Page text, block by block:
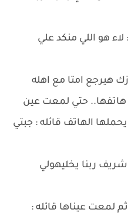
هو اللي منكد علي
هيرجع امتا مع اهله
هاتفها.. حتي لمعت عين
الهاتف قائله : جبتي
ربنا يخليهولي
لمعت عيناها قائله :